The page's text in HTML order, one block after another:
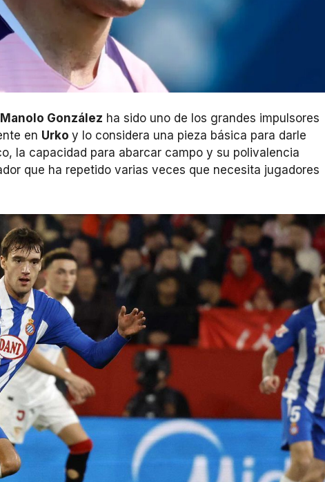
Manolo González ha sido uno de los grandes impulsores
en Urko y lo considera una pieza básica para darle
la capacidad para abarcar campo y su polivalencia
que ha repetido varias veces que necesita jugadores